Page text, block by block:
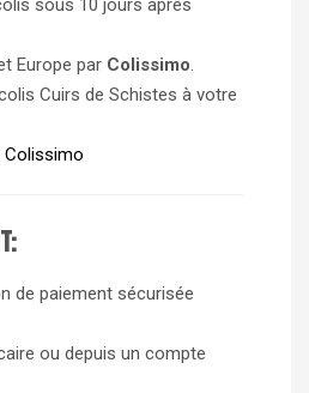
sous 10 jours après
Europe par Colissimo.
Cuirs de Schistes à votre
Colissimo
de paiement sécurisée
ou depuis un compte